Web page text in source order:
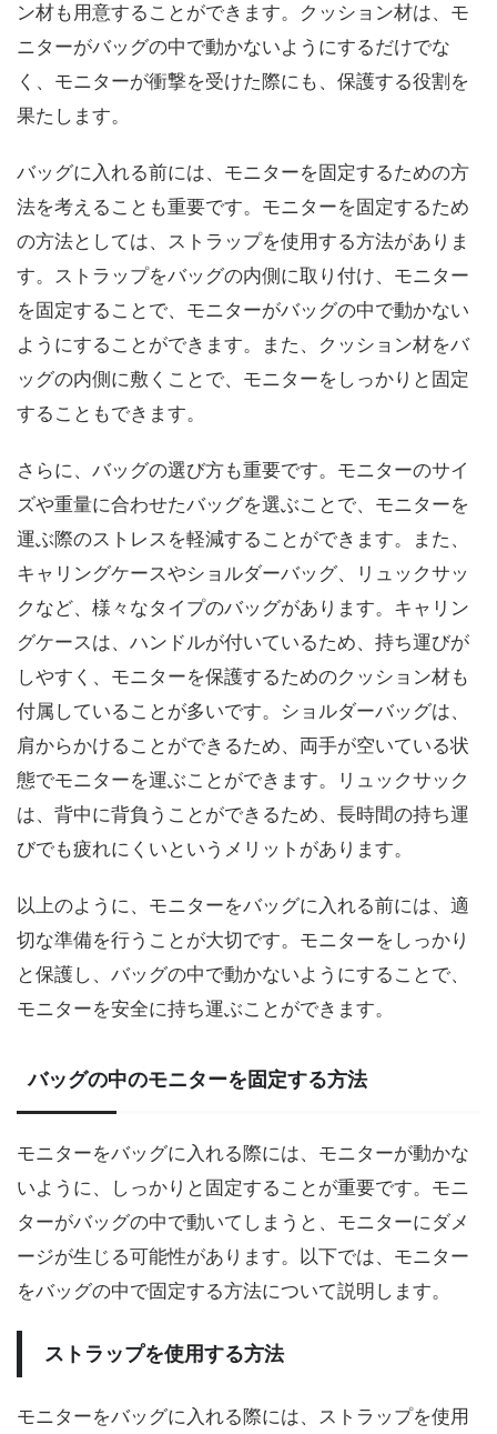
ン材も用意することができます。クッション材は、モ
ニターがバッグの中で動かないようにするだけでな
く、モニターが衝撃を受けた際にも、保護する役割を
果たします。
バッグに入れる前には、モニターを固定するための方
法を考えることも重要です。モニターを固定するため
の方法としては、ストラップを使用する方法がありま
す。ストラップをバッグの内側に取り付け、モニター
を固定することで、モニターがバッグの中で動かない
ようにすることができます。また、クッション材をバ
ッグの内側に敷くことで、モニターをしっかりと固定
することもできます。
さらに、バッグの選び方も重要です。モニターのサイ
ズや重量に合わせたバッグを選ぶことで、モニターを
運ぶ際のストレスを軽減することができます。また、
キャリングケースやショルダーバッグ、リュックサッ
クなど、様々なタイプのバッグがあります。キャリン
グケースは、ハンドルが付いているため、持ち運びが
しやすく、モニターを保護するためのクッション材も
付属していることが多いです。ショルダーバッグは、
肩からかけることができるため、両手が空いている状
態でモニターを運ぶことができます。リュックサック
は、背中に背負うことができるため、長時間の持ち運
びでも疲れにくいというメリットがあります。
以上のように、モニターをバッグに入れる前には、適
切な準備を行うことが大切です。モニターをしっかり
と保護し、バッグの中で動かないようにすることで、
モニターを安全に持ち運ぶことができます。
バッグの中のモニターを固定する方法
モニターをバッグに入れる際には、モニターが動かな
いように、しっかりと固定することが重要です。モニ
ターがバッグの中で動いてしまうと、モニターにダメ
ージが生じる可能性があります。以下では、モニター
をバッグの中で固定する方法について説明します。
ストラップを使用する方法
モニターをバッグに入れる際には、ストラップを使用